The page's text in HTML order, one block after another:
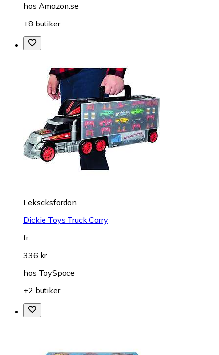
hos Amazon.se
+8 butiker
Leksaksfordon
Dickie Toys Truck Carry
fr.
336 kr
hos ToySpace
+2 butiker